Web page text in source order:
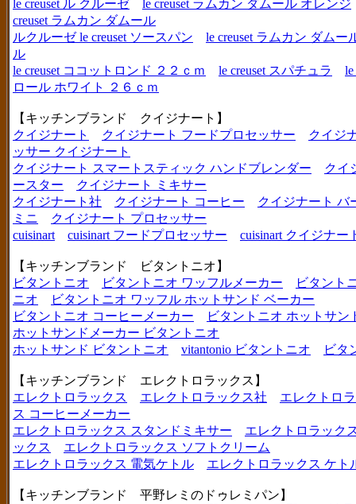
le creuset ル クルーゼ
le creuset ラムカン ダムール オレンジ
creuset ラムカン ダムール
ルクルーゼ le creuset ソースパン
le creuset ラムカン ダム
ル
le creuset ココットロンド ２２ｃｍ
le creuset スパチュラ
le
ロール ホワイト ２６ｃｍ
【キッチンブランド クイジナート】
クイジナート
クイジナート フードプロセッサー
クイジ
ッサー クイジナート
クイジナート スマートスティック ハンドブレンダー
クイ
ースター
クイジナート ミキサー
クイジナート社
クイジナート コーヒー
クイジナート バ
ミニ
クイジナート プロセッサー
cuisinart
cuisinart フードプロセッサー cuisinart クイジナー
【キッチンブランド ビタントニオ】
ビタントニオ
ビタントニオ ワッフルメーカー
ビタント
ニオ
ビタントニオ ワッフル ホットサンド ベーカー
ビタントニオ コーヒーメーカー
ビタントニオ ホットサン
ホットサンドメーカー ビタントニオ
ホットサンド ビタントニオ
vitantonio ビタントニオ ビタ
【キッチンブランド エレクトロラックス】
エレクトロラックス
エレクトロラックス社
エレクトロ
ス コーヒーメーカー
エレクトロラックス スタンドミキサー
エレクトロラック
ックス
エレクトロラックス ソフトクリーム
エレクトロラックス 電気ケトル
エレクトロラックス ケト
【キッチンブランド 平野レミのドゥレミパン】